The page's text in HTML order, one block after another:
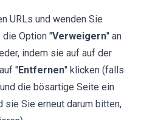
URLs und wenden Sie
Option "Verweigern" an
indem sie auf auf der
"Entfernen" klicken (falls
die bösartige Seite ein
Sie erneut darum bitten,